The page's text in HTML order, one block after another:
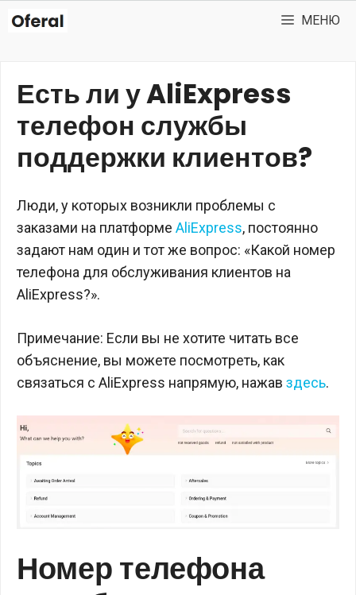
Перейти
МЕНЮ
Есть ли у AliExpress
телефон службы
поддержки клиентов?
Люди, у которых возникли проблемы с
заказами на платформе AliExpress, постоянно
задают нам один и тот же вопрос: «Какой номер
телефона для обслуживания клиентов на
AliExpress?».
Примечание: Если вы не хотите читать все
объяснение, вы можете посмотреть, как
связаться с AliExpress напрямую, нажав здесь.
Номер телефона